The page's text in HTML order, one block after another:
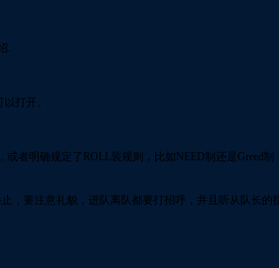
.
打开。
者明确规定了ROLL装规则，比如NEED制还是Greed
，要注意礼貌，进队离队都要打招呼，并且听从队长的